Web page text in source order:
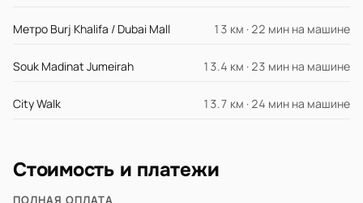
Метро Burj Khalifa / Dubai Mall 13 км · 22 мин на машине
Souk Madinat Jumeirah 13.4 км · 23 мин на машине
City Walk 13.7 км · 24 мин на машине
Стоимость и платежи
ПОЛНАЯ ОПЛАТА